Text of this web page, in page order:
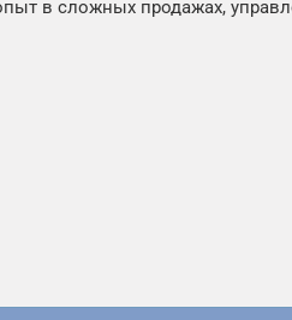
в сложных продажах,